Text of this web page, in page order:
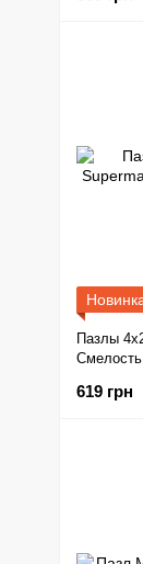
Пазлы
619 грн